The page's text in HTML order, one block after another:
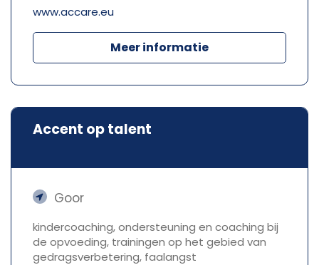
www.accare.eu
Meer informatie
Accent op talent
Goor
kindercoaching, ondersteuning en coaching bij
de opvoeding, trainingen op het gebied van
gedragsverbetering, faalangst